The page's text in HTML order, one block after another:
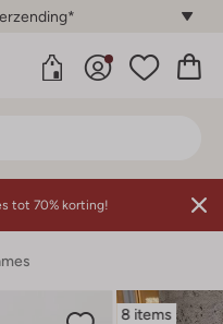
tot 70% korting!
8 items